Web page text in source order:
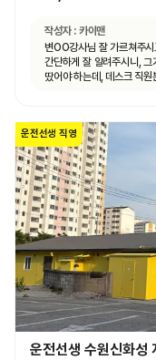
작성자 : 카이맨
변OO강사님 잘 가르쳐주
간단하게 잘 알려주시니, 그거 따라
땄어야 하는데, 데스크 직
운전선생 직영
운전선생 수원신화성